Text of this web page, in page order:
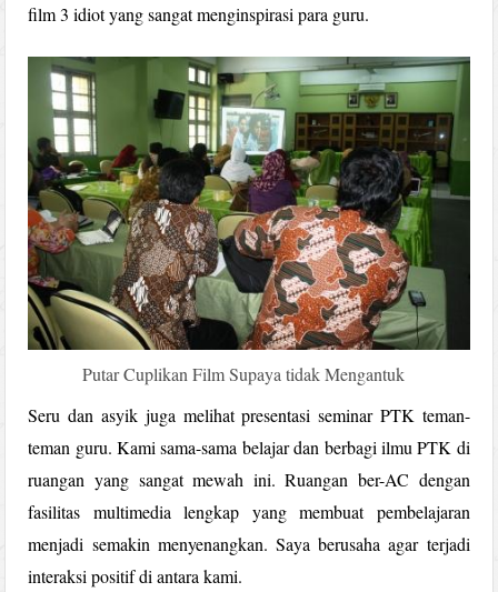
film 3 idiot yang sangat menginspirasi para guru.
Putar Cuplikan Film Supaya tidak Mengantuk
Seru dan asyik juga melihat presentasi seminar PTK teman-
teman guru. Kami sama-sama belajar dan berbagi ilmu PTK di
ruangan yang sangat mewah ini. Ruangan ber-AC dengan
fasilitas multimedia lengkap yang membuat pembelajaran
menjadi semakin menyenangkan. Saya berusaha agar terjadi
interaksi positif di antara kami.